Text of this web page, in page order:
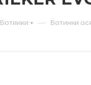
Ботинки — Ботинки